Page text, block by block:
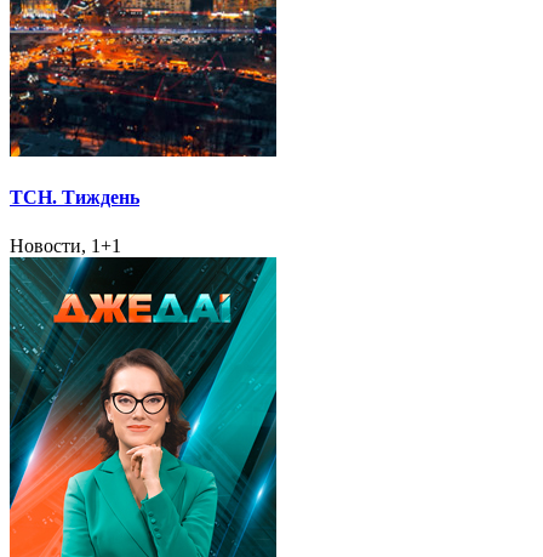
ТСН. Тиждень
Новости, 1+1